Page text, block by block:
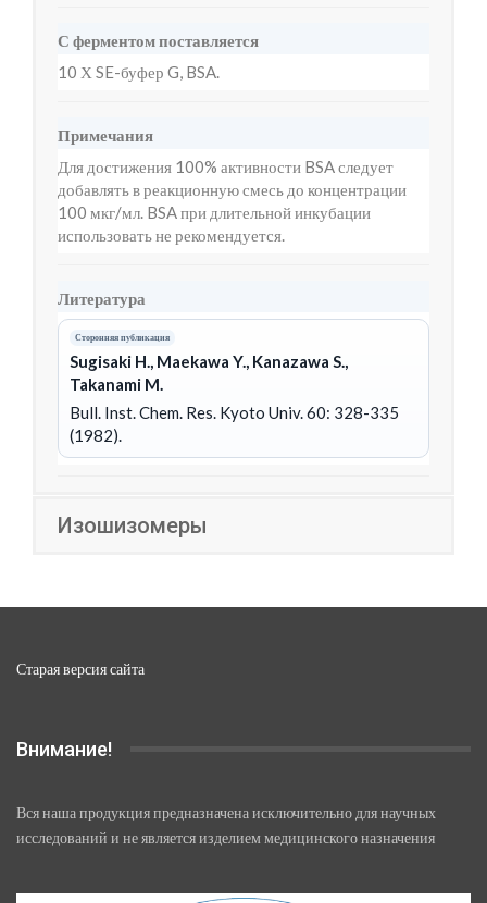
С ферментом поставляется
10 Х SE-буфер G, BSA.
Примечания
Для достижения 100% активности BSA следует
добавлять в реакционную смесь до концентрации
100 мкг/мл. BSA при длительной инкубации
использовать не рекомендуется.
Литература
Сторонняя публикация
Sugisaki H., Maekawa Y., Kanazawa S.,
Takanami M.
Bull. Inst. Chem. Res. Kyoto Univ. 60: 328-335
(1982).
Изошизомеры
Старая версия сайта
Внимание!
Вся наша продукция предназначена исключительно для научных
исследований и не является изделием медицинского назначения